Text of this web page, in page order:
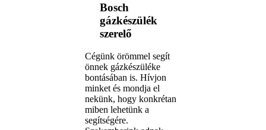
Bosch
gázkészülék
szerelő
Cégünk örömmel segít
önnek gázkészüléke
bontásában is. Hívjon
minket és mondja el
nekünk, hogy konkrétan
miben lehetünk a
segítségére.